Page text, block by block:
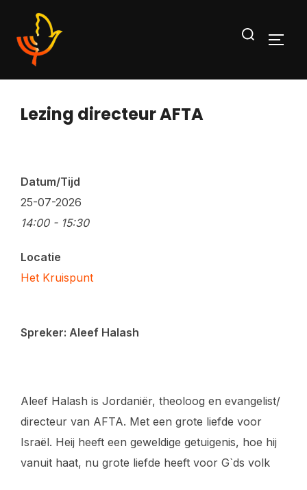
inhoud
Zoek
Lezing directeur AFTA
Datum/Tijd
25-07-2026
14:00 - 15:30
Locatie
Het Kruispunt
Spreker: Aleef Halash
Aleef Halash is Jordaniër, theoloog en evangelist/
directeur van AFTA. Met een grote liefde voor
Israël. Heij heeft een geweldige getuigenis, hoe hij
vanuit haat, nu grote liefde heeft voor G`ds volk